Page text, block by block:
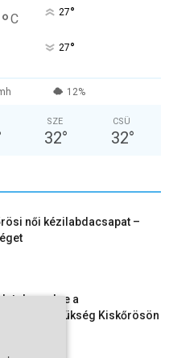
°C 27°
27°
12%
SZE
32°
CSÜ
32°
női kézilabdacsapat –
ezekre a
van most szükség Kiskőrösön